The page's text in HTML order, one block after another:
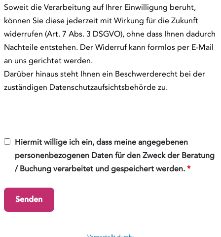
Soweit die Verarbeitung auf Ihrer Einwilligung beruht,
können Sie diese jederzeit mit Wirkung für die Zukunft
widerrufen (Art. 7 Abs. 3 DSGVO), ohne dass Ihnen dadurch
Nachteile entstehen. Der Widerruf kann formlos per E-Mail
an uns gerichtet werden.
Darüber hinaus steht Ihnen ein Beschwerderecht bei der
zuständigen Datenschutzaufsichtsbehörde zu.
Hiermit willige ich ein, dass meine angegebenen
personenbezogenen Daten für den Zweck der Beratung
/ Buchung verarbeitet und gespeichert werden. *